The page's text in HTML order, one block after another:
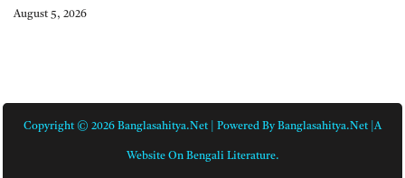
August 5, 2026
Copyright © 2026 Banglasahitya.net | Powered By Banglasahitya.net |A
Website On Bengali Literature.